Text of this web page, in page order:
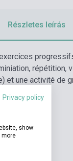
Részletes leírás
répétition,
et une activité de
Privacy policy
show
more